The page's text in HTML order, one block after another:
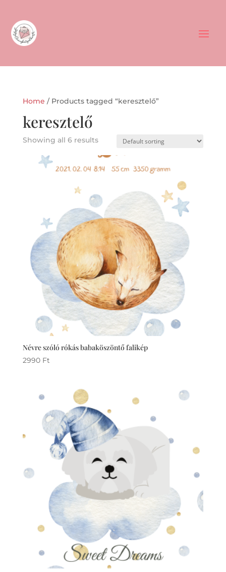
Home / Products tagged “keresztelő”
keresztelő
Showing all 6 results
Névre szóló rókás babaköszöntő falikép
2990 Ft